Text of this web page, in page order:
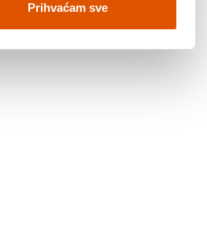
Prihvaćam sve